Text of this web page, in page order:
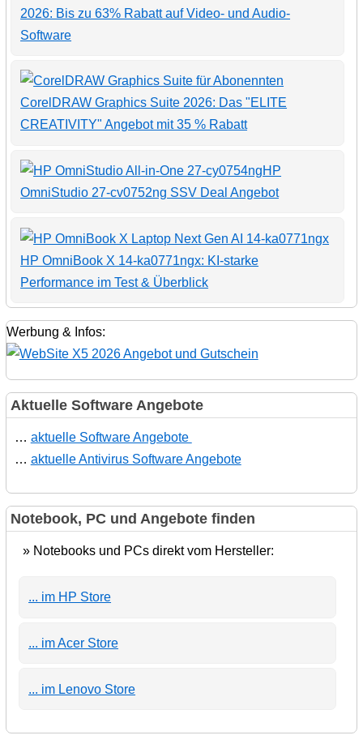
2026: Bis zu 63% Rabatt auf Video- und Audio-
Software
CorelDRAW Graphics Suite 2026: Das "ELITE
CREATIVITY" Angebot mit 35 % Rabatt
HP
OmniStudio 27-cv0752ng SSV Deal Angebot
HP OmniBook X 14-ka0771ngx: KI-starke
Performance im Test & Überblick
Werbung & Infos:
Aktuelle Software Angebote
… aktuelle Software Angebote
… aktuelle Antivirus Software Angebote
Notebook, PC und Angebote finden
» Notebooks und PCs direkt vom Hersteller:
... im HP Store
... im Acer Store
... im Lenovo Store